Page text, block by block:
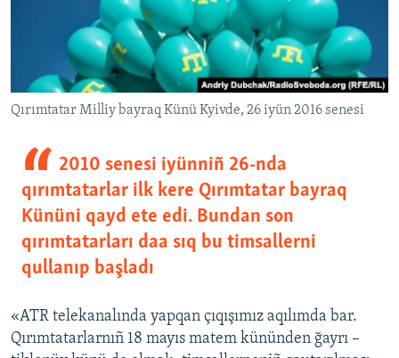
Qırımtatar Milliy bayraq Künü Kyivde, 26 iyün 2016 senesi
2010 senesi iyünniñ 26-nda
qırımtatarlar ilk kere Qırımtatar bayraq
Kününi qayd ete edi. Bundan son
qırımtatarları daa sıq bu timsallerni
qullanıp başladı
«ATR telekanalında yapqan çıqışımız aqılımda bar.
Qırımtatarlarnıñ 18 mayıs matem kününden ğayrı –